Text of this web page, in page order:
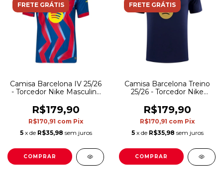
FRETE GRÁTIS
Camisa Barcelona IV 25/26
- Torcedor Nike Masculina
R$179,90
R$170,91 com Pix
5 x de R$35,98 sem juros
COMPRAR
FRETE GRÁTIS
Camisa Barcelona Treino
25/26 - Torcedor Nike
R$179,90
R$170,91 com Pix
5 x de R$35,98 sem juros
COMPRAR